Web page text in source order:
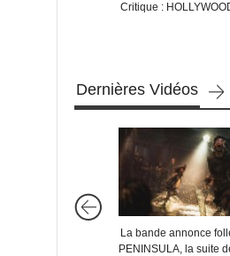
Critique :
Dernières Vidéos
La bande annonce
PENINSULA, la suite